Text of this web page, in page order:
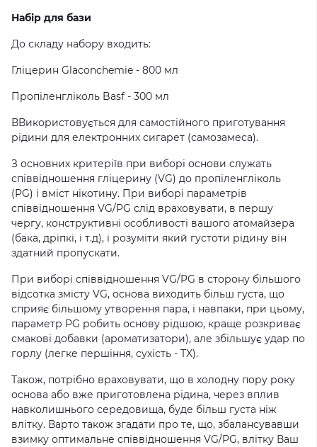
Набір для бази
До складу набору входить:
Гліцерин Glaconchemie - 800 мл
Пропіленгліколь Basf - 300 мл
ВВикористовується для самостійного приготування
рідини для електронних сигарет (самозамеса).
З основних критеріїв при виборі основи служать
співвідношення гліцерину (VG) до пропіленгліколь
(PG) і вміст нікотину. При виборі параметрів
співвідношення VG/PG слід враховувати, в першу
чергу, конструктивні особливості вашого атомайзера
(бака, дріпкі, і т.д), і розуміти який густоти рідину він
здатний пропускати.
При виборі співвідношення VG/PG в сторону більшого
відсотка змісту VG, основа виходить більш густа, що
сприяє більшому утворення пара, і навпаки, при цьому,
параметр PG робить основу рідшою, краще розкриває
смакові добавки (ароматизатори), але збільшує удар по
горлу (легке першіння, сухість - TX).
Також, потрібно враховувати, що в холодну пору року
основа або вже приготовлена ​​рідина, через вплив
навколишнього середовища, буде більш густа ніж
влітку. Варто також згадати про те, що, збалансувавши
взимку оптимальне співвідношення VG/PG, влітку Ваш